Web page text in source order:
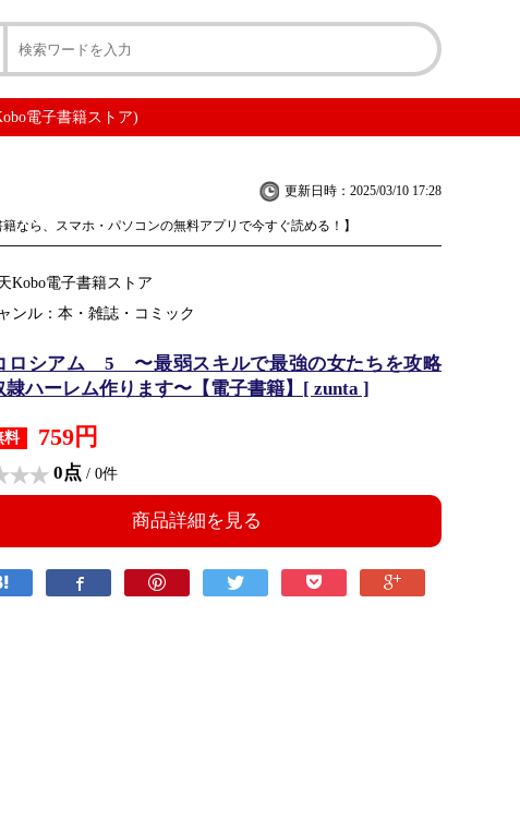
電子書籍ストア)
更新日時：2025/03/10 17:28
籍なら、スマホ・パソコンの無料アプリで今すぐ読める！】
Kobo電子書籍ストア
ンル：本・雑誌・コミック
ロシアム 5 〜最弱スキルで最強の女たちを攻略
隷ハーレム作ります〜【電子書籍】[ zunta ]
料 759円
0点 / 0件
商品詳細を見る